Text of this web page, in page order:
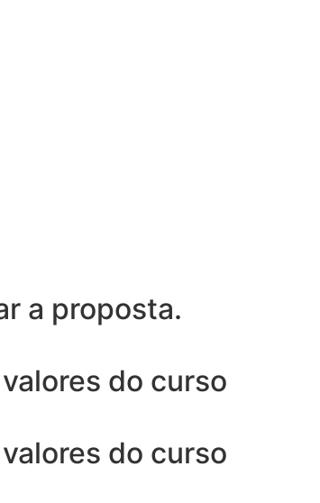
a proposta.
do curso
do curso